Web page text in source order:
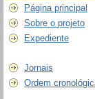
Página principal
Sobre o projeto
Expediente
Jornais
Ordem